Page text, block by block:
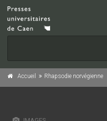
Accueil Rhapsodie norvégienne